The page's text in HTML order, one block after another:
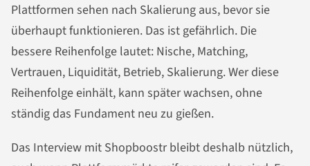
Plattformen sehen nach Skalierung aus, bevor sie
überhaupt funktionieren. Das ist gefährlich. Die
bessere Reihenfolge lautet: Nische, Matching,
Vertrauen, Liquidität, Betrieb, Skalierung. Wer diese
Reihenfolge einhält, kann später wachsen, ohne
ständig das Fundament neu zu gießen.
Das Interview mit Shopboostr bleibt deshalb nützlich,